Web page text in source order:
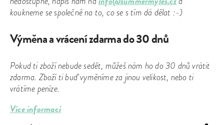
koukneme se společně na to, co se s tím dá dělat :-)
Výměna a vrácení zdarma do 30 dnů
Pokud ti zboží nebude sedět, můžeš nám ho do 30 dnů vrátit
zdarma. Zboží ti buď vyměníme za jinou velikost, nebo ti
vrátíme peníze.
Více informací